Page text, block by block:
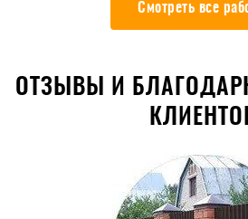
Смотреть все
ОТЗЫВЫ И